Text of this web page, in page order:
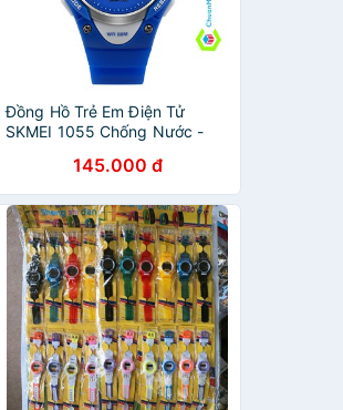
Đồng Hồ Trẻ Em Điện Tử
SKMEI 1055 Chống Nước -
145.000 đ